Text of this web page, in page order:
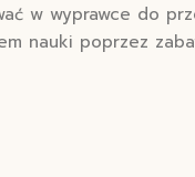
w wyprawce do
nauki poprzez